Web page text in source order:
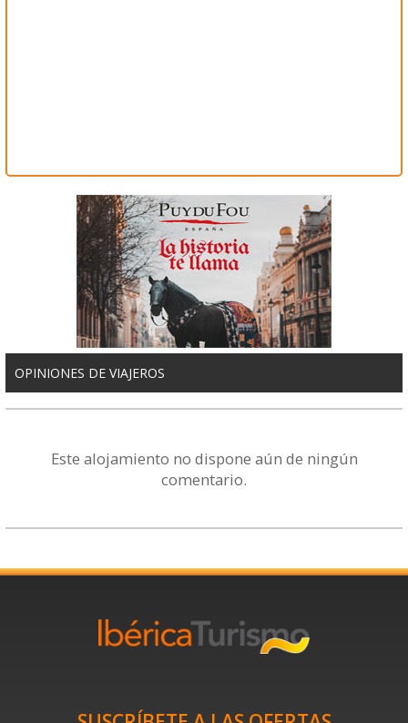
OPINIONES DE VIAJEROS
Este alojamiento no dispone aún de ningún
comentario.